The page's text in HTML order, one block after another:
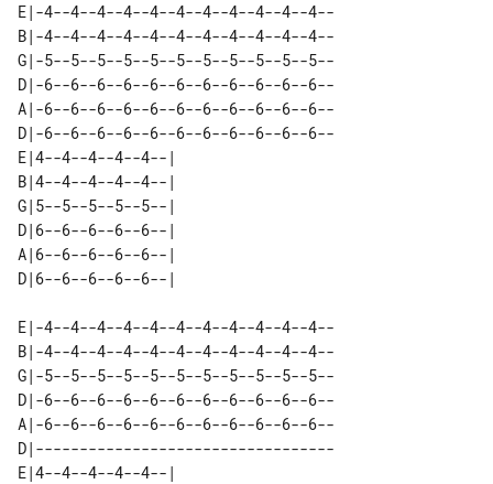
E|-4--4--4--4--4--4--4--4--4--4--4--
B|-4--4--4--4--4--4--4--4--4--4--4--
G|-5--5--5--5--5--5--5--5--5--5--5--
D|-6--6--6--6--6--6--6--6--6--6--6--
A|-6--6--6--6--6--6--6--6--6--6--6--
D|-6--6--6--6--6--6--6--6--6--6--6--
E|4--4--4--4--4--|
B|4--4--4--4--4--|
G|5--5--5--5--5--|
D|6--6--6--6--6--|
A|6--6--6--6--6--|
E|-4--4--4--4--4--4--4--4--4--4--4--
B|-4--4--4--4--4--4--4--4--4--4--4--
G|-5--5--5--5--5--5--5--5--5--5--5--
D|-6--6--6--6--6--6--6--6--6--6--6--
A|-6--6--6--6--6--6--6--6--6--6--6--
D|----------------------------------
E|4--4--4--4--4--|